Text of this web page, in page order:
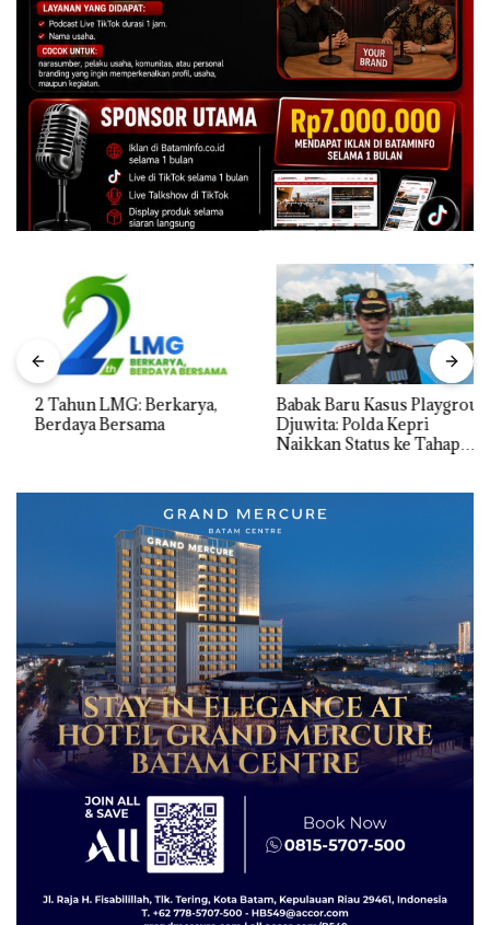
2 Tahun LMG: Berkarya,
Berdaya Bersama
Babak Baru Kasus Playgroup
Djuwita: Polda Kepri
Naikkan Status ke Tahap